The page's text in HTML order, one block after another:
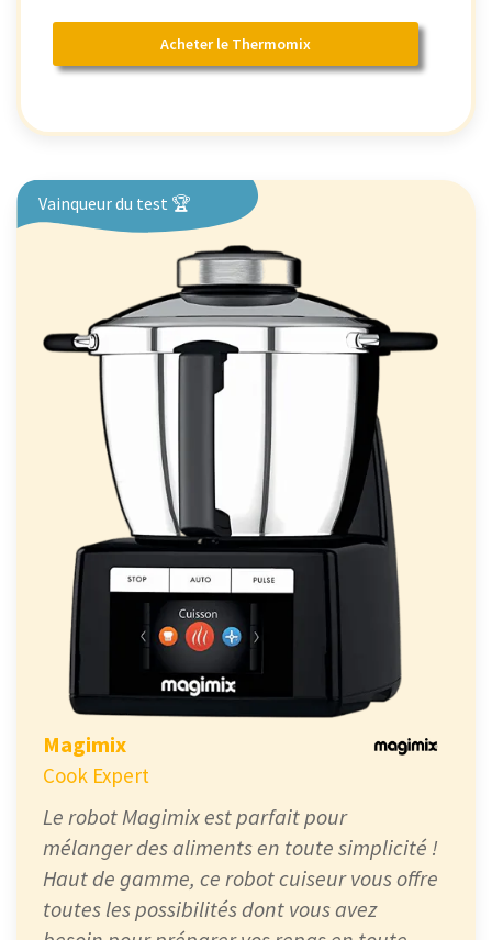
Acheter le Thermomix
Vainqueur du test 🏆
Magimix
Cook Expert
Le robot Magimix est parfait pour
mélanger des aliments en toute simplicité !
Haut de gamme, ce robot cuiseur vous offre
toutes les possibilités dont vous avez